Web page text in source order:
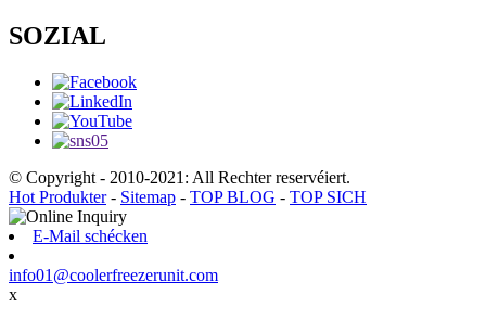
SOZIAL
© Copyright - 2010-2021: All Rechter reservéiert.
Hot Produkter- Sitemap - TOP BLOG - TOP SICH
E-Mail schécken
info01@coolerfreezerunit.com
x